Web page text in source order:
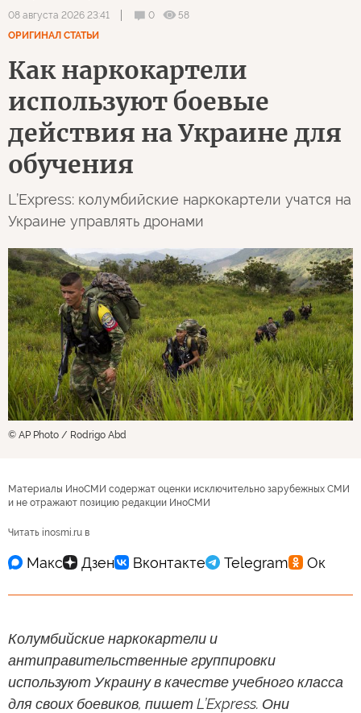
08 августа 2026 23:41 0
58
ОРИГИНАЛ СТАТЬИ
Как наркокартели
используют боевые
действия на Украине для
обучения
L’Express: колумбийские наркокартели учатся на
Украине управлять дронами
© AP Photo / Rodrigo Abd
Материалы ИноСМИ содержат оценки исключительно зарубежных СМИ
и не отражают позицию редакции ИноСМИ
Читать inosmi.ru в
Колумбийские наркокартели и
антиправительственные группировки
используют Украину в качестве учебного класса
для своих боевиков, пишет L’Express. Они